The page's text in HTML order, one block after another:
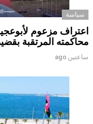
سياسة
اعتراف مزعوم
محاكمته المرتقبة
ساعتين ago